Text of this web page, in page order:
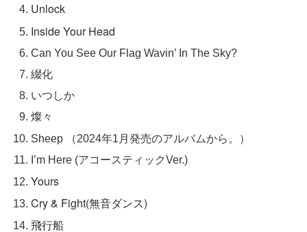
Unlock
Inside Your Head
Can You See Our Flag Wavin’ In The Sky?
綴化
いつしか
燦々
Sheep （2024年1月発売のアルバムから。）
I’m Here (アコースティックVer.)
Yours
Cry & Fight(無音ダンス)
飛行船